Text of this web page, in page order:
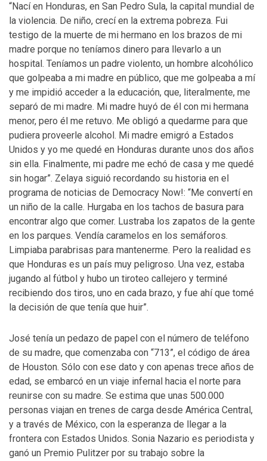
“Nací en Honduras, en San Pedro Sula, la capital mundial de
la violencia. De niño, crecí en la extrema pobreza. Fui
testigo de la muerte de mi hermano en los brazos de mi
madre porque no teníamos dinero para llevarlo a un
hospital. Teníamos un padre violento, un hombre alcohólico
que golpeaba a mi madre en público, que me golpeaba a mí
y me impidió acceder a la educación, que, literalmente, me
separó de mi madre. Mi madre huyó de él con mi hermana
menor, pero él me retuvo. Me obligó a quedarme para que
pudiera proveerle alcohol. Mi madre emigró a Estados
Unidos y yo me quedé en Honduras durante unos dos años
sin ella. Finalmente, mi padre me echó de casa y me quedé
sin hogar”. Zelaya siguió recordando su historia en el
programa de noticias de Democracy Now!: “Me convertí en
un niño de la calle. Hurgaba en los tachos de basura para
encontrar algo que comer. Lustraba los zapatos de la gente
en los parques. Vendía caramelos en los semáforos.
Limpiaba parabrisas para mantenerme. Pero la realidad es
que Honduras es un país muy peligroso. Una vez, estaba
jugando al fútbol y hubo un tiroteo callejero y terminé
recibiendo dos tiros, uno en cada brazo, y fue ahí que tomé
la decisión de que tenía que huir”.
José tenía un pedazo de papel con el número de teléfono
de su madre, que comenzaba con “713”, el código de área
de Houston. Sólo con ese dato y con apenas trece años de
edad, se embarcó en un viaje infernal hacia el norte para
reunirse con su madre. Se estima que unas 500.000
personas viajan en trenes de carga desde América Central,
y a través de México, con la esperanza de llegar a la
frontera con Estados Unidos. Sonia Nazario es periodista y
ganó un Premio Pulitzer por su trabajo sobre la